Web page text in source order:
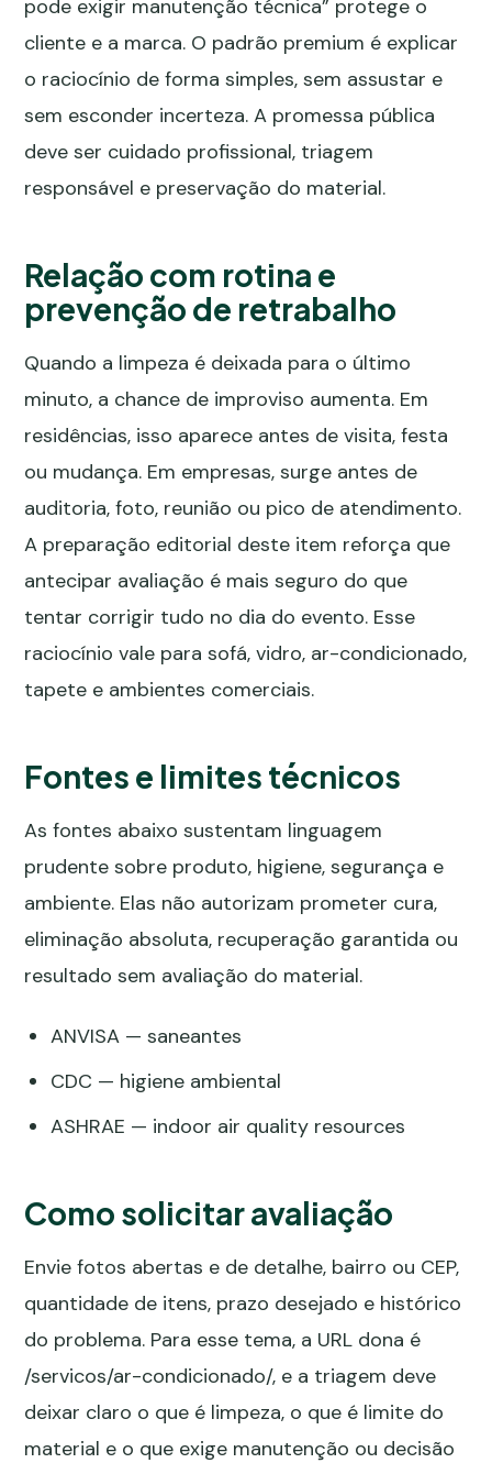
pode exigir manutenção técnica” protege o
cliente e a marca. O padrão premium é explicar
o raciocínio de forma simples, sem assustar e
sem esconder incerteza. A promessa pública
deve ser cuidado profissional, triagem
responsável e preservação do material.
Relação com rotina e
prevenção de retrabalho
Quando a limpeza é deixada para o último
minuto, a chance de improviso aumenta. Em
residências, isso aparece antes de visita, festa
ou mudança. Em empresas, surge antes de
auditoria, foto, reunião ou pico de atendimento.
A preparação editorial deste item reforça que
antecipar avaliação é mais seguro do que
tentar corrigir tudo no dia do evento. Esse
raciocínio vale para sofá, vidro, ar-condicionado,
tapete e ambientes comerciais.
Fontes e limites técnicos
As fontes abaixo sustentam linguagem
prudente sobre produto, higiene, segurança e
ambiente. Elas não autorizam prometer cura,
eliminação absoluta, recuperação garantida ou
resultado sem avaliação do material.
ANVISA — saneantes
CDC — higiene ambiental
ASHRAE — indoor air quality resources
Como solicitar avaliação
Envie fotos abertas e de detalhe, bairro ou CEP,
quantidade de itens, prazo desejado e histórico
do problema. Para esse tema, a URL dona é
/servicos/ar-condicionado/, e a triagem deve
deixar claro o que é limpeza, o que é limite do
material e o que exige manutenção ou decisão